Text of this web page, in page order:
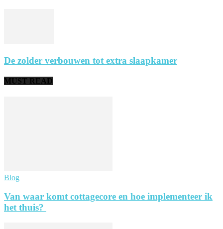
De zolder verbouwen tot extra slaapkamer
MUST READ
Blog
Van waar komt cottagecore en hoe implementeer ik
het thuis?